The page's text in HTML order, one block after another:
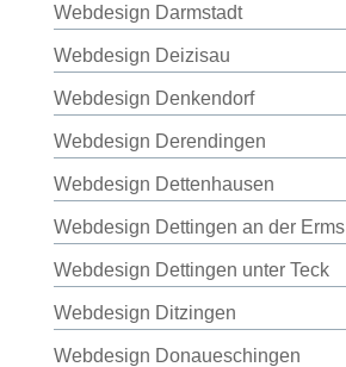
Webdesign Darmstadt
Webdesign Deizisau
Webdesign Denkendorf
Webdesign Derendingen
Webdesign Dettenhausen
Webdesign Dettingen an der Erms
Webdesign Dettingen unter Teck
Webdesign Ditzingen
Webdesign Donaueschingen